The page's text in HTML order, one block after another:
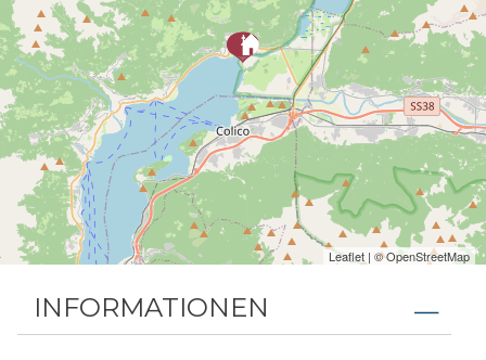
INFORMATIONEN
Leaflet | ©OpenStreetMap